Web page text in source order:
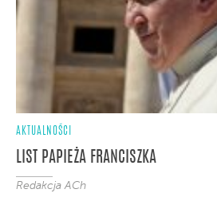
AKTUALNOŚCI
LIST PAPIEŻA FRANCISZKA
Redakcja ACh